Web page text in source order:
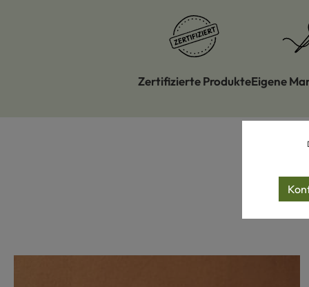
Zertifizierte ProdukteEigene